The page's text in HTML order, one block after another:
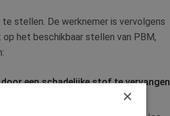
stellen. De werknemer is vervolgens
het beschikbaar stellen van PBM,
een schadelijke stof te vervangen
×